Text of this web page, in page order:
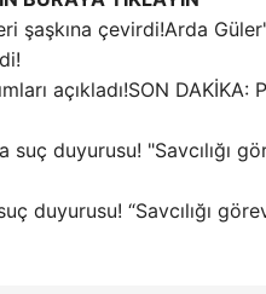
Arda
SON DAKİKA:
duyurusu! “Savcılığı